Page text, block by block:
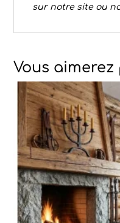
sur notre site ou
Vous